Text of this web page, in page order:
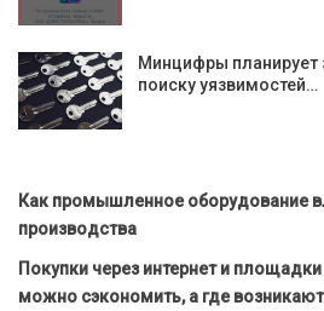
Минцифры планирует
поиску уязвимостей…
Как промышленное оборудование
производства
Покупки через интернет и
можно сэкономить, а где